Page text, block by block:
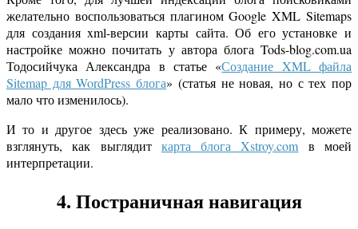
желательно воспользоваться плагином Google XML Sitemaps
для создания xml-версии карты сайта. Об его установке и
настройке можно почитать у автора блога Tods-blog.com.ua
Тодосийчука Александра в статье «Создание XML файла
Sitemap для WordPress блога» (статья не новая, но с тех пор
мало что изменилось).
И то и другое здесь уже реализовано. К примеру, можете
взглянуть, как выглядит карта блога Xstroy.com в моей
интерпретации.
4. Постраничная навигация